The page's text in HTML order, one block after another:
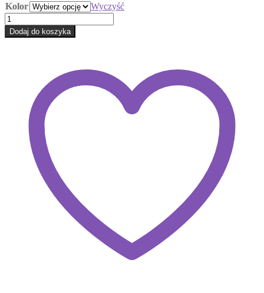
Kolor
Wyczyść
ilość
Pudełko
na
Dodaj do koszyka